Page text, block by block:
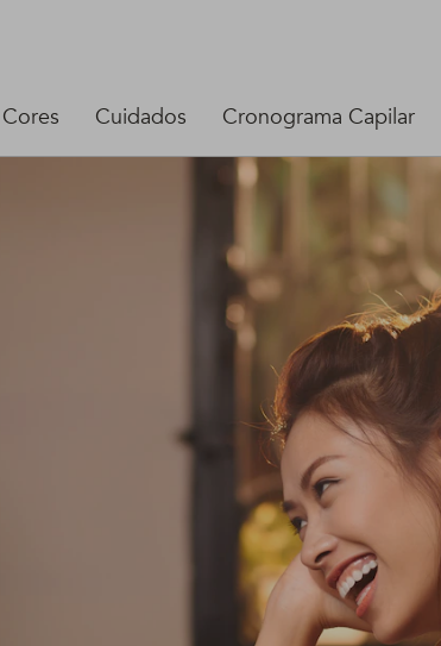
Cores Cuidados Cronograma Capilar